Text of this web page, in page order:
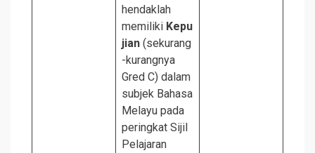
hendaklah
memiliki Kepu
jian (sekurang
-kurangnya
Gred C) dalam
subjek Bahasa
Melayu pada
peringkat Sijil
Pelajaran